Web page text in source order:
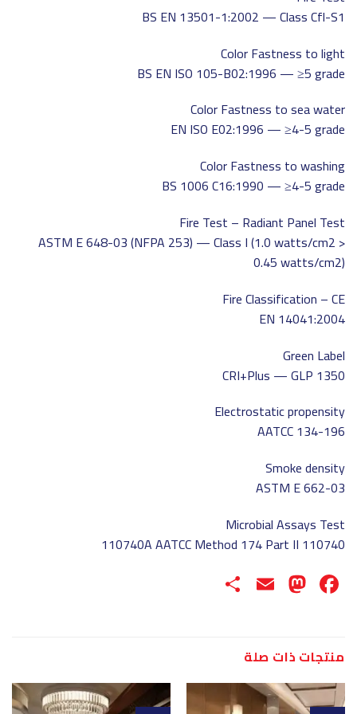
BS EN 13501-1:2002 — Class Cfl-S1
Color Fastness to light
BS EN ISO 105-B02:1996 — ≥5 grade
Color Fastness to sea water
EN ISO E02:1996 — ≥4-5 grade
Color Fastness to washing
BS 1006 C16:1990 — ≥4-5 grade
Fire Test – Radiant Panel Test
ASTM E 648-03 (NFPA 253) — Class I (1.0 watts/cm2 >
0.45 watts/cm2)
Fire Classification – CE
EN 14041:2004
Green Label
CRI+Plus — GLP 1350
Electrostatic propensity
AATCC 134-196
Smoke density
ASTM E 662-03
Microbial Assays Test
110740 110740A AATCC Method 174 Part II
Facebook
Mastodon
Email
منتجات ذات صلة